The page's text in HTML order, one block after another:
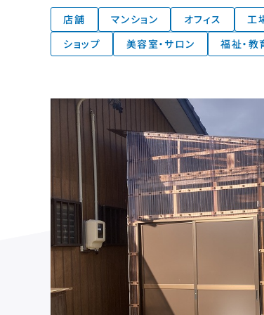
店舗 マンション オフィス 工
ショップ
美容室・サロン 福祉・教